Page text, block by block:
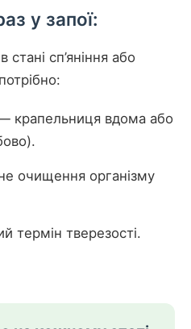
у запої:
сп’яніння або
крапельниця вдома або
очищення організму
термін тверезості.